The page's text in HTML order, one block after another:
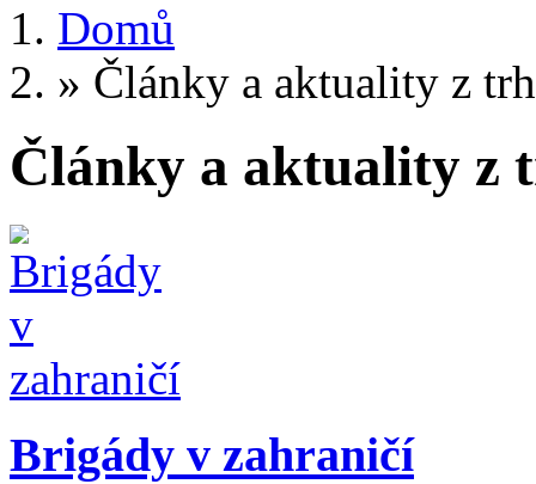
Domů
» Články a aktuality z
Články a aktuality z
Brigády v zahraničí